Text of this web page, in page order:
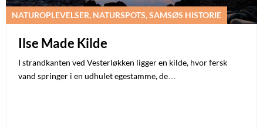
NATUROPLEVELSER, NATURSPOTS, SAMSØS HISTORIE
Ilse Made Kilde
I strandkanten ved Vesterløkken ligger en kilde, hvor fersk
vand springer i en udhulet egestamme, de…